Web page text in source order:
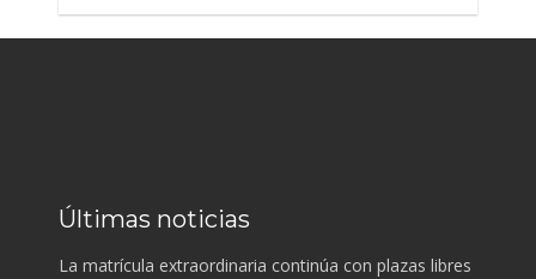
Últimas noticias
La matrícula extraordinaria continúa con plazas libres